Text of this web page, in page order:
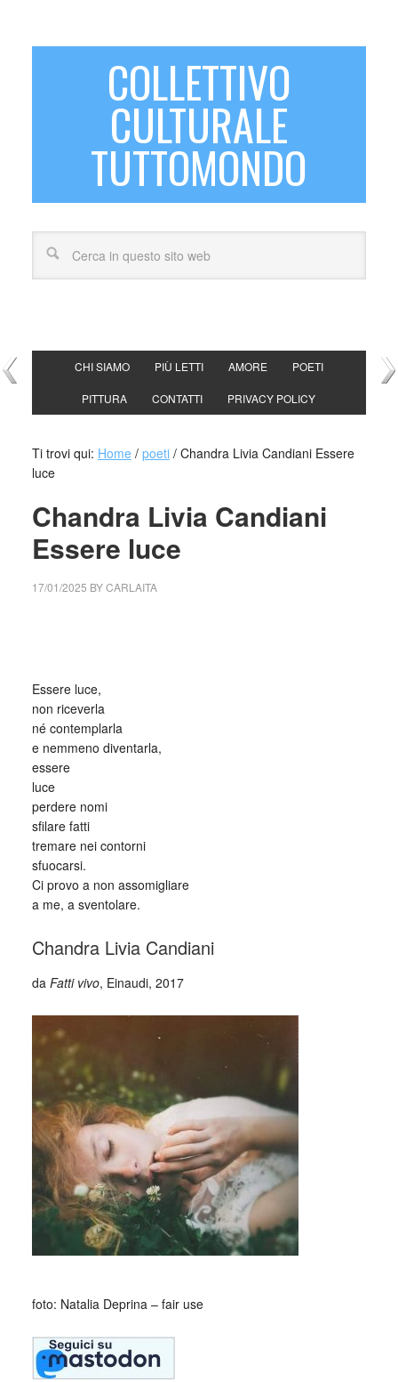
COLLETTIVO
CULTURALE
TUTTOMONDO
CHI SIAMO PIÙ LETTI AMORE POETI
PITTURA CONTATTI PRIVACY POLICY
Ti trovi qui: Home / poeti /Chandra Livia Candiani Essere
luce
Chandra Livia Candiani
Essere luce
17/01/2025 BYCARLAITA
Essere luce,
non riceverla
né contemplarla
e nemmeno diventarla,
essere
luce
perdere nomi
sfilare fatti
tremare nei contorni
sfuocarsi.
Ci provo a non assomigliare
a me, a sventolare.
Chandra Livia Candiani
da Fatti vivo, Einaudi, 2017
foto: Natalia Deprina – fair use